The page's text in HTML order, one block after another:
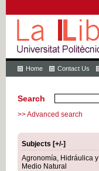
Home Contact Us
Search
>> Advanced search
Subjects [+/-]
Agronomía, Hidráulica y
Medio Natural